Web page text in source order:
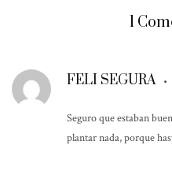
1
FELI SEGURA •
Seguro que estaban
plantar nada, porque